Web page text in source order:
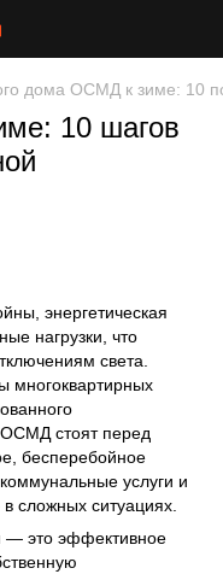
дома ОСМД к зиме: 10
10 шагов
энергетическая
нагрузки, что
света.
многоквартирных
ОСМД стоят перед
бесперебойное
услуги и
сложных ситуациях.
— это эффективное